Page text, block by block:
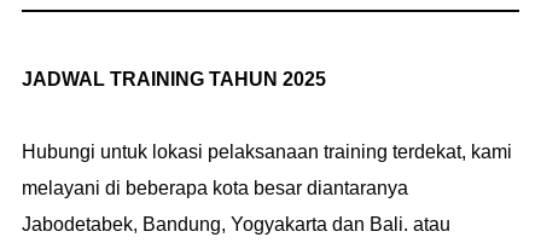
JADWAL TRAINING TAHUN 2025
Hubungi untuk lokasi pelaksanaan training terdekat, kami
melayani di beberapa kota besar diantaranya
Jabodetabek, Bandung, Yogyakarta dan Bali. atau